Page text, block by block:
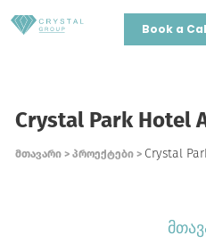
Book a
Crystal Park Hotel
მთავარი > პროექტები > Crystal